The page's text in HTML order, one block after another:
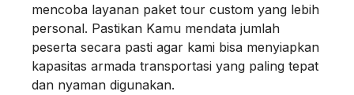
mencoba layanan paket tour custom yang lebih
personal. Pastikan Kamu mendata jumlah
peserta secara pasti agar kami bisa menyiapkan
kapasitas armada transportasi yang paling tepat
dan nyaman digunakan.